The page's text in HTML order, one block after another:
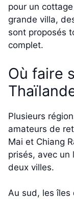
pour un
grande villa,
sont proposés
complet.
Où faire
Plusieurs
amateurs de
Mai et Chiang
prisés, avec un
deux villes.
Au sud, les îles